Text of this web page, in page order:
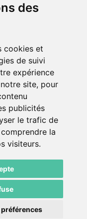
des
cookies et
de suivi
expérience
site, pour
publicités
le trafic de
la
visiteurs.